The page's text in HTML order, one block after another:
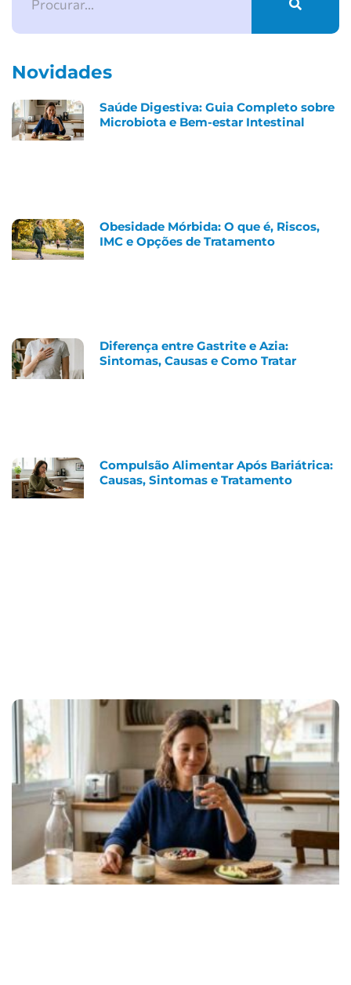
Novidades
Saúde Digestiva: Guia Completo sobre
Microbiota e Bem-estar Intestinal
Obesidade Mórbida: O que é, Riscos,
IMC e Opções de Tratamento
Diferença entre Gastrite e Azia:
Sintomas, Causas e Como Tratar
Compulsão Alimentar Após Bariátrica:
Causas, Sintomas e Tratamento